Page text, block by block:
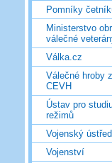
Pomníky
Ministerstvo
válečné
Válka.cz
Válečné hroby
CEVH
Ústav pro
režimů
Vojenský
Vojenství